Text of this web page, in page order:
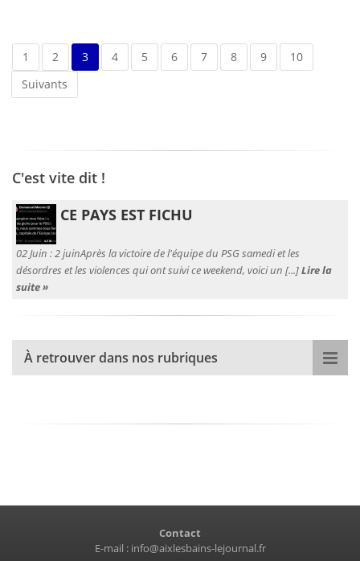
1 2 3 4 5 6 7 8 9
10
Suivants
C'est vite dit !
CE PAYS EST FICHU
02 Juin :2 juinAprès la victoire de l'équipe du PSG samedi et les
désordres et les violences qui ont suivi ce weekend, voici un [...]Lire la
suite »
À retrouver dans nos rubriques
Contact
E-mail : info@aixlesbains-lejournal.fr